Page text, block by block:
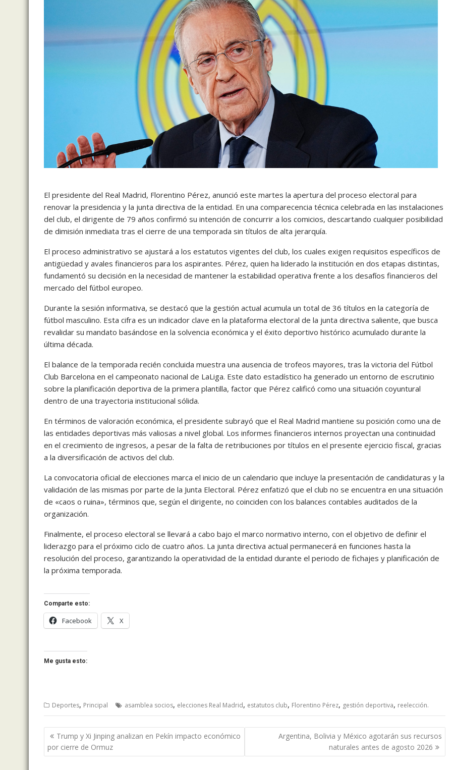
El presidente del Real Madrid, Florentino Pérez, anunció este martes la apertura del proceso electoral para
renovar la presidencia y la junta directiva de la entidad. En una comparecencia técnica celebrada en las instalaciones
del club, el dirigente de 79 años confirmó su intención de concurrir a los comicios, descartando cualquier posibilidad
de dimisión inmediata tras el cierre de una temporada sin títulos de alta jerarquía.
El proceso administrativo se ajustará a los estatutos vigentes del club, los cuales exigen requisitos específicos de
antigüedad y avales financieros para los aspirantes. Pérez, quien ha liderado la institución en dos etapas distintas,
fundamentó su decisión en la necesidad de mantener la estabilidad operativa frente a los desafíos financieros del
mercado del fútbol europeo.
Durante la sesión informativa, se destacó que la gestión actual acumula un total de 36 títulos en la categoría de
fútbol masculino. Esta cifra es un indicador clave en la plataforma electoral de la junta directiva saliente, que busca
revalidar su mandato basándose en la solvencia económica y el éxito deportivo histórico acumulado durante la
última década.
El balance de la temporada recién concluida muestra una ausencia de trofeos mayores, tras la victoria del Fútbol
Club Barcelona en el campeonato nacional de LaLiga. Este dato estadístico ha generado un entorno de escrutinio
sobre la planificación deportiva de la primera plantilla, factor que Pérez calificó como una situación coyuntural
dentro de una trayectoria institucional sólida.
En términos de valoración económica, el presidente subrayó que el Real Madrid mantiene su posición como una de
las entidades deportivas más valiosas a nivel global. Los informes financieros internos proyectan una continuidad
en el crecimiento de ingresos, a pesar de la falta de retribuciones por títulos en el presente ejercicio fiscal, gracias
a la diversificación de activos del club.
La convocatoria oficial de elecciones marca el inicio de un calendario que incluye la presentación de candidaturas y la
validación de las mismas por parte de la Junta Electoral. Pérez enfatizó que el club no se encuentra en una situación
de «caos o ruina», términos que, según el dirigente, no coinciden con los balances contables auditados de la
organización.
Finalmente, el proceso electoral se llevará a cabo bajo el marco normativo interno, con el objetivo de definir el
liderazgo para el próximo ciclo de cuatro años. La junta directiva actual permanecerá en funciones hasta la
resolución del proceso, garantizando la operatividad de la entidad durante el periodo de fichajes y planificación de
la próxima temporada.
Comparte esto:
Facebook X
Me gusta esto:
Deportes, Principal asamblea socios, elecciones Real Madrid, estatutos club, Florentino Pérez, gestión deportiva, reelección.
Navegación
de
entradas
Trump y Xi Jinping analizan en Pekín impacto económico
por cierre de Ormuz
Argentina, Bolivia y México agotarán sus recursos
naturales antes de agosto 2026